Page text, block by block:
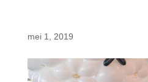
mei 1, 2019